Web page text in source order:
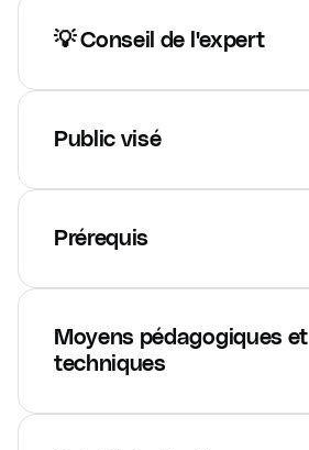
💡 Conseil de l'expert
Public visé
Prérequis
Moyens pédagogiques et
techniques